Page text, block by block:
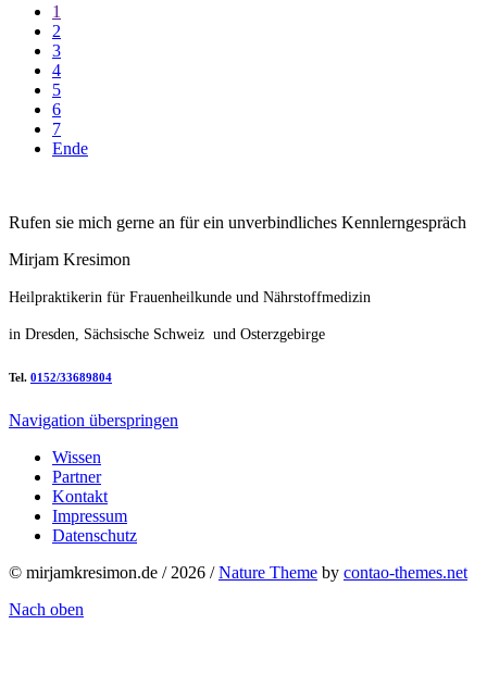
1
2
3
4
5
6
7
Ende
Rufen sie mich gerne an für ein unverbindliches Kennlerngespräch
Mirjam Kresimon
Heilpraktikerin für Frauenheilkunde und Nährstoffmedizin
in Dresden, Sächsische Schweiz und Osterzgebirge
Tel. 0152/33689804
Navigation überspringen
Wissen
Partner
Kontakt
Impressum
Datenschutz
© mirjamkresimon.de / 2026 /Nature Theme by contao-themes.net
Nach oben